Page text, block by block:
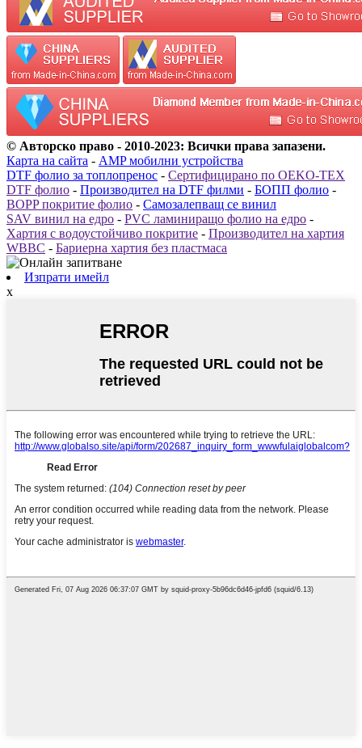
© Авторско право - 2010-2023: Всички права запазени.
Карта на сайта - AMP мобилни устройства
DTF фолио за топлопренос - Сертифицирано по OEKO-TEX
DTF фолио - Производител на DTF филми - БОПП фолио -
BOPP покритие фолио - Самозалепващ се винил
SAV винил на едро - PVC ламиниращо фолио на едро -
Хартия с водоустойчиво покритие - Производител на хартия
WBBC - Бариерна хартия без пластмаса
Изпрати имейл
x